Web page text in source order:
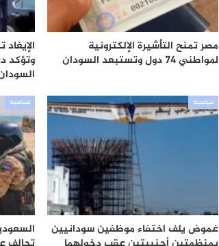
مصر تمنح التأشيرة الإلكترونية
لمواطني 74 دول وتستبعد السودان
وتؤكد
سياسية
غموض يلف اختفاء موظفين سودانيين
سياسية